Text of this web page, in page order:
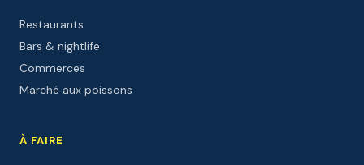
Restaurants
Bars & nightlife
Commerces
Marché aux poissons
À FAIRE